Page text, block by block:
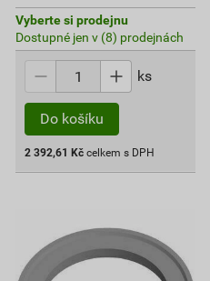
Vyberte si prodejnu
Dostupné jen v (8) prodejnách
ks
Do košíku
2 392,61 Kč celkem s DPH